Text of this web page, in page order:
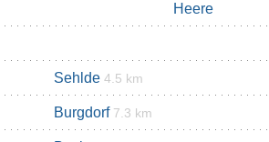
Heere
Sehlde 4.5 km
Burgdorf 7.3 km